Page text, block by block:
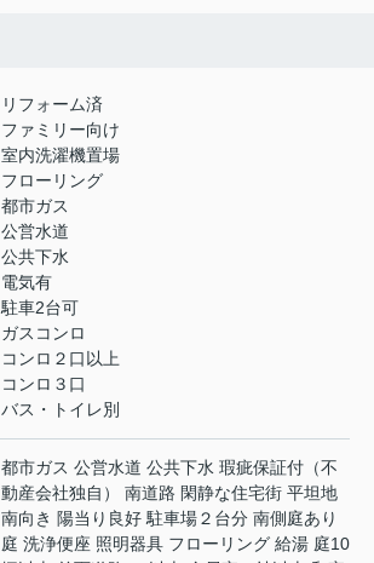
リフォーム済
ファミリー向け
室内洗濯機置場
フローリング
都市ガス
公営水道
公共下水
電気有
駐車2台可
ガスコンロ
コンロ２口以上
コンロ３口
バス・トイレ別
都市ガス 公営水道 公共下水 瑕疵保証付（不
動産会社独自） 南道路 閑静な住宅街 平坦地
南向き 陽当り良好 駐車場２台分 南側庭あり
庭 洗浄便座 照明器具 フローリング 給湯 庭10